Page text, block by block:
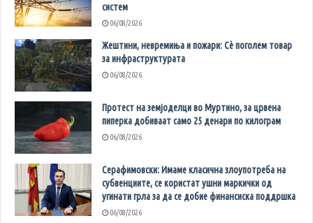
систем
06/08/2026
Жештини, невремиња и пожари: Сè поголем товар
за инфраструктурата
06/08/2026
Протест на земјоделци во Муртино, за црвена
пиперка добиваат само 25 денари по килограм
06/08/2026
Серафимовски: Имаме класична злоупотреба на
субвенциите, се користат ушни маркички од
угинати грла за да се добие финансиска поддршка
06/08/2026